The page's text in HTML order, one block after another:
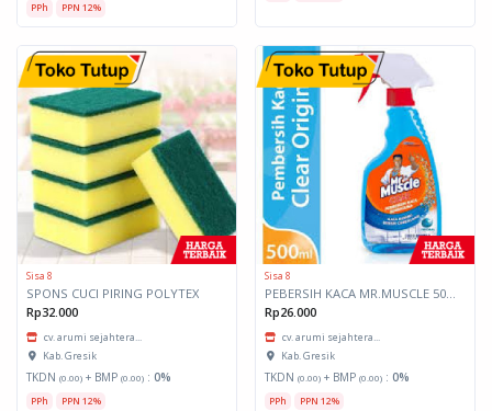
PPh PPN 12%
Sisa 8
SPONS CUCI PIRING POLYTEX
Rp32.000
cv. arumi sejahtera...
Kab. Gresik
TKDN (0.00) + BMP (0.00) : 0%
PPh PPN 12%
Sisa 8
Rp26.000
cv. arumi sejahtera...
Kab. Gresik
TKDN (0.00) + BMP (0.00) : 0%
PPh PPN 12%